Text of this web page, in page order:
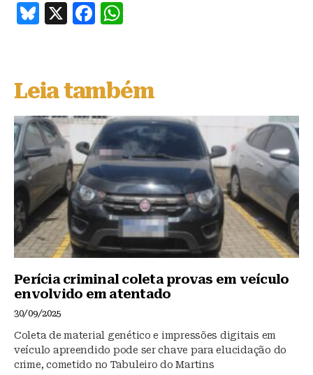
B
s
k
y
X
F
e
b
o
o
k
s
A
p
p
Leia também
Perícia criminal coleta provas em veículo
envolvido em atentado
30/09/2025
Coleta de material genético e impressões digitais em
veículo apreendido pode ser chave para elucidação do
crime, cometido no Tabuleiro do Martins